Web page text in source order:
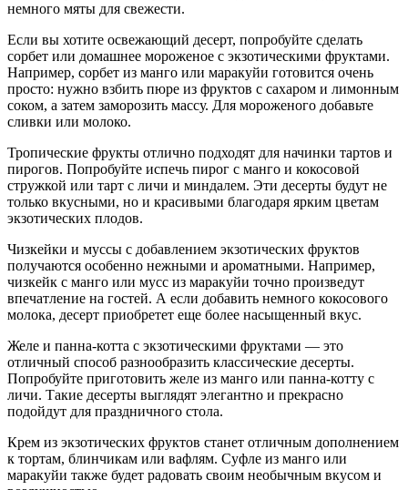
немного мяты для свежести.
Если вы хотите освежающий десерт, попробуйте сделать
сорбет или домашнее мороженое с экзотическими фруктами.
Например, сорбет из манго или маракуйи готовится очень
просто: нужно взбить пюре из фруктов с сахаром и лимонным
соком, а затем заморозить массу. Для мороженого добавьте
сливки или молоко.
Тропические фрукты отлично подходят для начинки тартов и
пирогов. Попробуйте испечь пирог с манго и кокосовой
стружкой или тарт с личи и миндалем. Эти десерты будут не
только вкусными, но и красивыми благодаря ярким цветам
экзотических плодов.
Чизкейки и муссы с добавлением экзотических фруктов
получаются особенно нежными и ароматными. Например,
чизкейк с манго или мусс из маракуйи точно произведут
впечатление на гостей. А если добавить немного кокосового
молока, десерт приобретет еще более насыщенный вкус.
Желе и панна-котта с экзотическими фруктами — это
отличный способ разнообразить классические десерты.
Попробуйте приготовить желе из манго или панна-котту с
личи. Такие десерты выглядят элегантно и прекрасно
подойдут для праздничного стола.
Крем из экзотических фруктов станет отличным дополнением
к тортам, блинчикам или вафлям. Суфле из манго или
маракуйи также будет радовать своим необычным вкусом и